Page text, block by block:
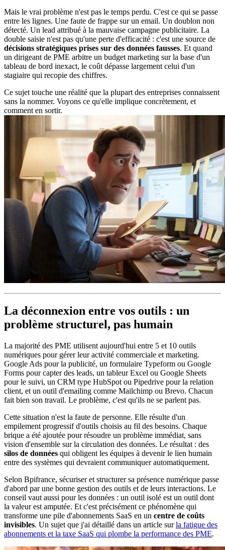
Mais le vrai problème n'est pas le temps perdu. C'est ce qui se passe
entre les lignes. Une faute de frappe sur un email. Un doublon non
détecté. Un lead attribué à la mauvaise campagne publicitaire. La
double saisie n'est pas qu'une perte d'efficacité : c'est une source de
décisions stratégiques prises sur des données fausses. Et quand
un dirigeant de PME arbitre un budget marketing sur la base d'un
tableau de bord inexact, le coût dépasse largement celui d'un
stagiaire qui recopie des chiffres.
Ce sujet touche une réalité que la plupart des entreprises connaissent
sans la nommer. Voyons ce qu'elle implique concrètement, et
comment en sortir.
La déconnexion entre vos outils : un
problème structurel, pas humain
La majorité des PME utilisent aujourd'hui entre 5 et 10 outils
numériques pour gérer leur activité commerciale et marketing.
Google Ads pour la publicité, un formulaire Typeform ou Google
Forms pour capter des leads, un tableur Excel ou Google Sheets
pour le suivi, un CRM type HubSpot ou Pipedrive pour la relation
client, et un outil d'emailing comme Mailchimp ou Brevo. Chacun
fait bien son travail. Le problème, c'est qu'ils ne se parlent pas.
Cette situation n'est la faute de personne. Elle résulte d'un
empilement progressif d'outils choisis au fil des besoins. Chaque
brique a été ajoutée pour résoudre un problème immédiat, sans
vision d'ensemble sur la circulation des données. Le résultat : des
silos de données qui obligent les équipes à devenir le lien humain
entre des systèmes qui devraient communiquer automatiquement.
Selon Bpifrance, sécuriser et structurer sa présence numérique passe
d'abord par une bonne gestion des outils et de leurs interactions. Le
conseil vaut aussi pour les données : un outil isolé est un outil dont
la valeur est amputée. Et c'est précisément ce phénomène qui
transforme une pile d'abonnements SaaS en un centre de coûts
invisibles. Un sujet que j'ai détaillé dans un article surla fatigue des
abonnements et la taxe SaaS qui plombe la performance des PME.